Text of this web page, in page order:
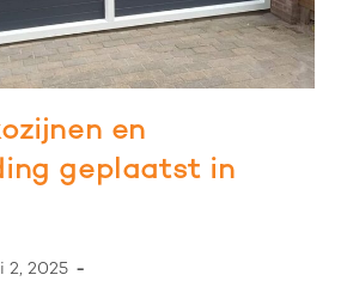
en
geplaatst in
2, 2025